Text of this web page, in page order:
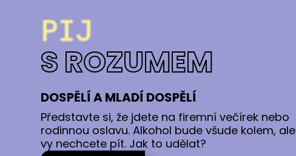
PIJ
S ROZUMEM
DOSPĚLÍ A MLADÍ DOSPĚLÍ
Představte si, že jdete na firemní večírek nebo
rodinnou oslavu. Alkohol bude všude kolem, ale
vy nechcete pít. Jak to udělat?